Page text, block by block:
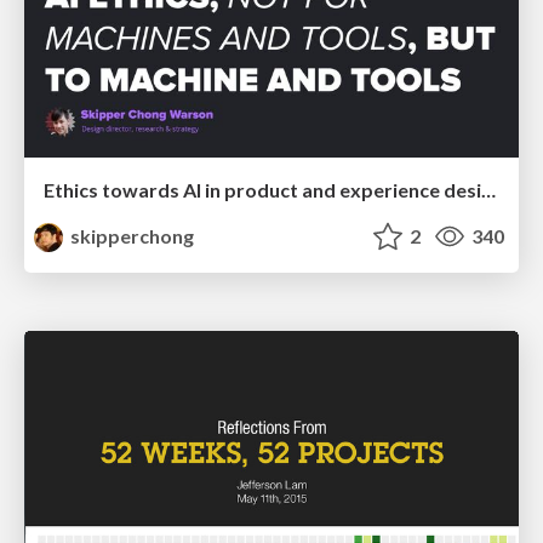
Ethics towards AI in product and experience design
skipperchong
2 340